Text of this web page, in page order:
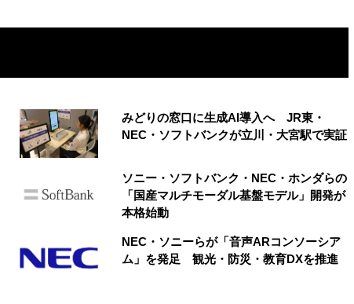
みどりの窓口に生成AI導入へ JR東・
NEC・ソフトバンクが立川・大宮駅で実証
ソニー・ソフトバンク・NEC・ホンダらの
「国産マルチモーダル基盤モデル」開発が
本格始動
NEC・ソニーらが「音声ARコンソーシア
ム」を発足 観光・防災・教育DXを推進